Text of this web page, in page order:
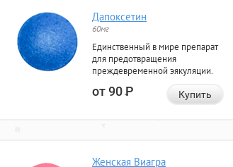
Дапоксетин
60мг
Единственный в мире препарат
для предотвращения
преждевременной эякуляции.
от 90Р Купить
Женская Виагра